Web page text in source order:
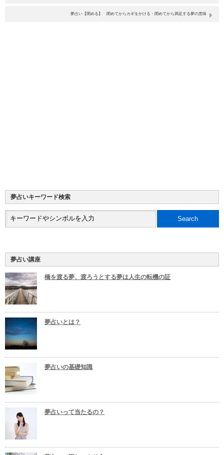
夢占い【閉める】 閉めてからカギをかける・閉めてから満足する夢の意味
夢占いキーワード検索
夢占い講座
橋を渡る夢、渡ろうとする夢は人生の転機の証
夢占いとは？
夢占いの基礎知識
夢占いって当たるの？